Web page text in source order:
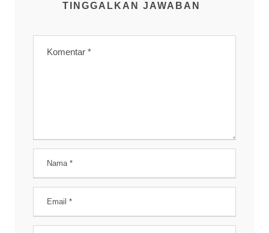
TINGGALKAN JAWABAN